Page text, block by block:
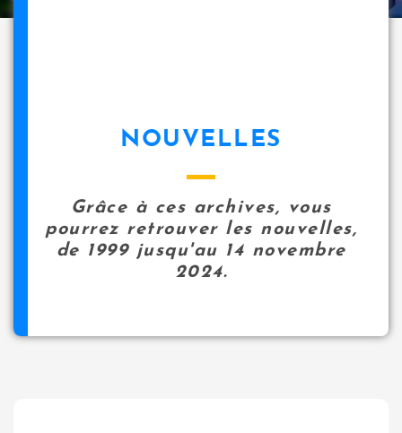
NOUVELLES
Grâce à ces archives, vous
pourrez retrouver les nouvelles,
de 1999 jusqu'au 14 novembre
2024.